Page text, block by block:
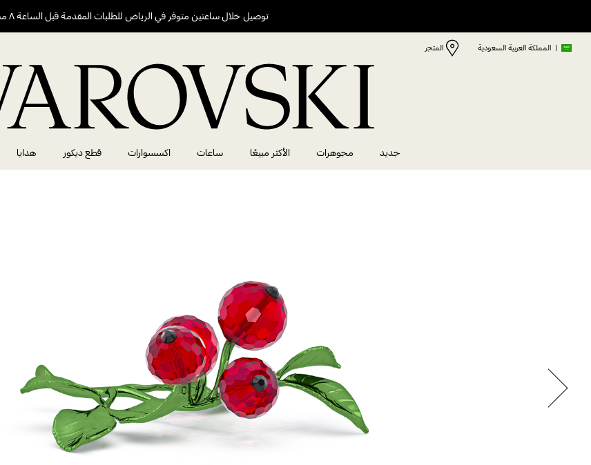
توصيل خلال ساعتين متوفر في الرياض للطلبات المقدمة قبل الساعة ٨ مساءً
| المملكة العربية السعودية المتجر
جديد مجوهرات الأكثر مبيعًا ساعات اكسسوارات قطع ديكور هدايا